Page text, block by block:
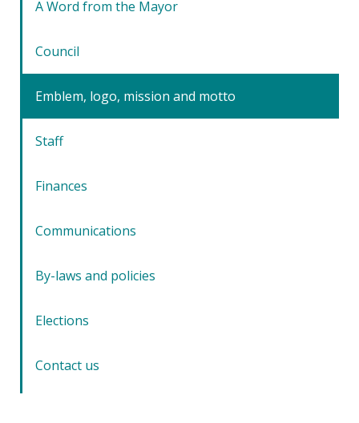
A Word from the Mayor
Council
Emblem, logo, mission and motto
Staff
Finances
Communications
By-laws and policies
Elections
Contact us